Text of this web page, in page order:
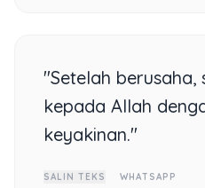
"Setelah berusaha,
kepada Allah
keyakinan."
SALIN TEKS WHATSAPP